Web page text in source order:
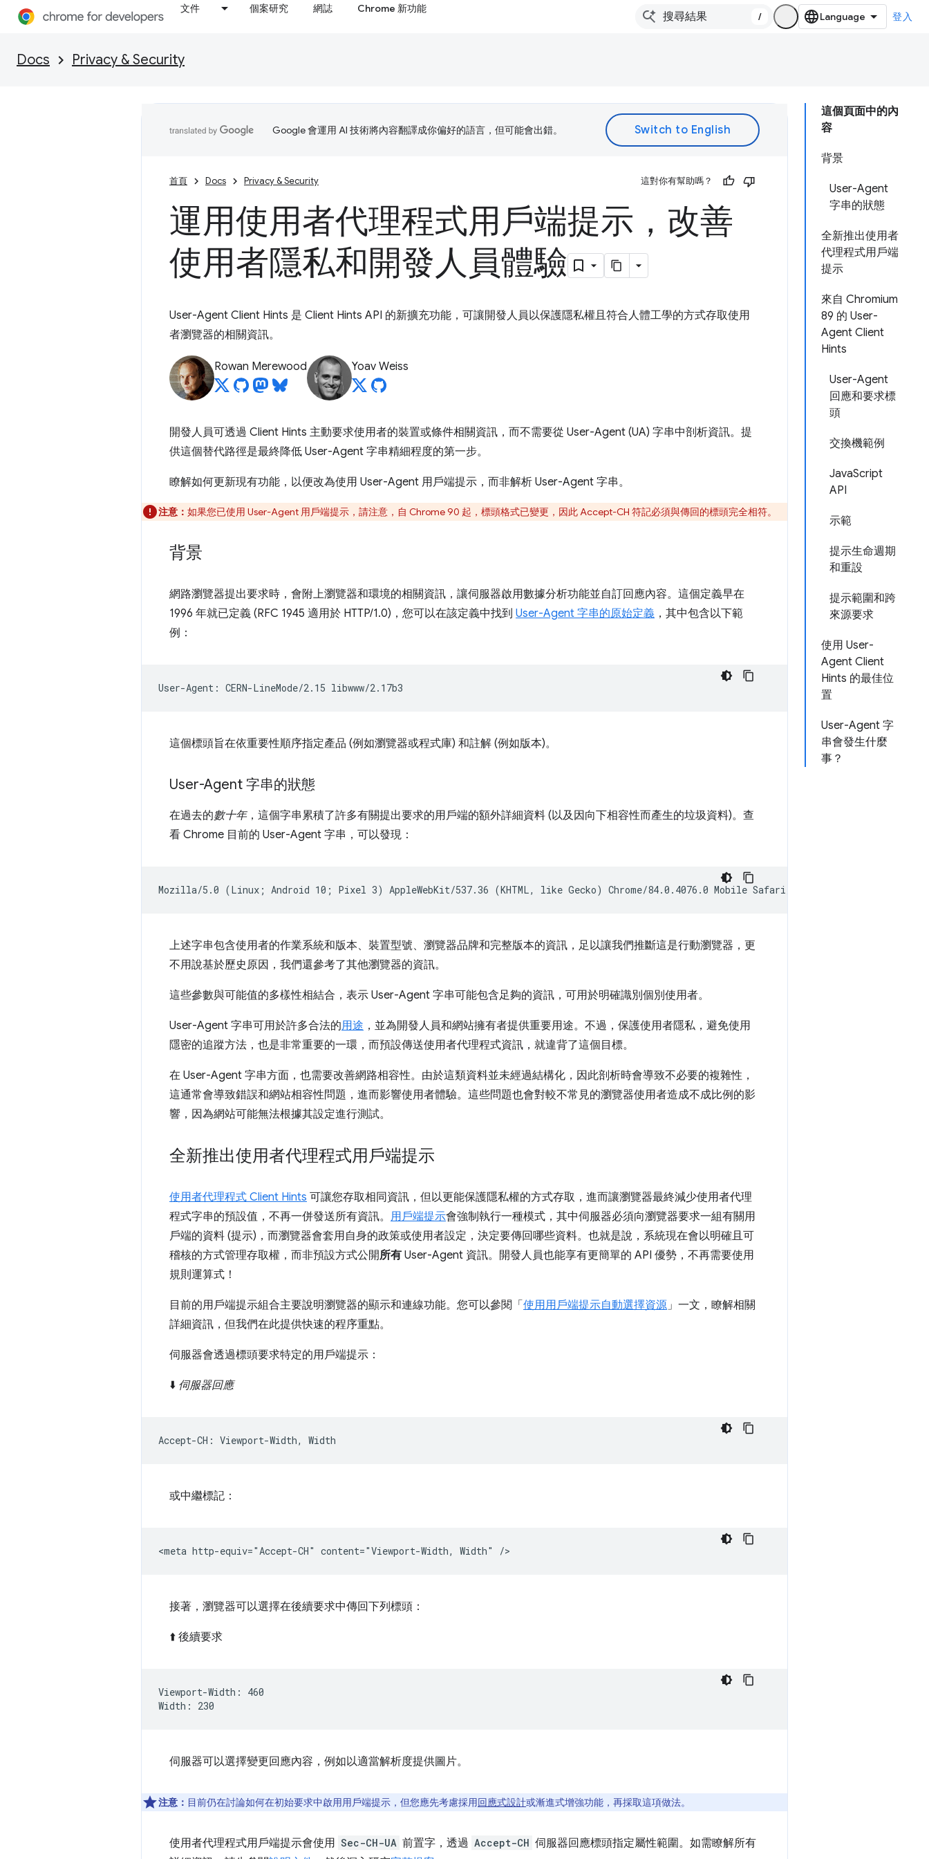
文件 個案研究 網誌 Chrome 新功能
/ 登入
Docs Privacy & Security
這個頁面中的內
容
背景
User-Agent
字串的狀態
全新推出使用者
代理程式用戶端
提示
來自 Chromium
89 的 User-
Agent Client
Hints
User-Agent
回應和要求標
頭
交換機範例
JavaScript
API
示範
提示生命週期
和重設
提示範圍和跨
來源要求
使用 User-
Agent Client
Hints 的最佳位
置
User-Agent 字
串會發生什麼
事？
Google 會運用 AI 技術將內容翻譯成你偏好的語言，但可能會出錯。
首頁 Docs Privacy & Security 這對你有幫助嗎？
運用使用者代理程式用戶端提示，改善
使用者隱私和開發人員體驗
User-Agent Client Hints 是 Client Hints API 的新擴充功能，可讓開發人員以保護隱私權且符合人體工學的方式存取使用
者瀏覽器的相關資訊。
Rowan Merewood Yoav Weiss
開發人員可透過 Client Hints 主動要求使用者的裝置或條件相關資訊，而不需要從 User-Agent (UA) 字串中剖析資訊。提
供這個替代路徑是最終降低 User-Agent 字串精細程度的第一步。
瞭解如何更新現有功能，以便改為使用 User-Agent 用戶端提示，而非解析 User-Agent 字串。
注意： 如果您已使用 User-Agent 用戶端提示，請注意，自 Chrome 90 起，標頭格式已變更，因此 Accept-CH 符記必須與傳回的標頭完全相符。
背景
網路瀏覽器提出要求時，會附上瀏覽器和環境的相關資訊，讓伺服器啟用數據分析功能並自訂回應內容。這個定義早在
1996 年就已定義 (RFC 1945 適用於 HTTP/1.0)，您可以在該定義中找到 User-Agent 字串的原始定義 ，其中包含以下範
例：
這個標頭旨在依重要性順序指定產品 (例如瀏覽器或程式庫) 和註解 (例如版本)。
User-Agent 字串的狀態
在過去的數十年，這個字串累積了許多有關提出要求的用戶端的額外詳細資料 (以及因向下相容性而產生的垃圾資料)。查
看 Chrome 目前的 User-Agent 字串，可以發現：
上述字串包含使用者的作業系統和版本、裝置型號、瀏覽器品牌和完整版本的資訊，足以讓我們推斷這是行動瀏覽器，更
不用說基於歷史原因，我們還參考了其他瀏覽器的資訊。
這些參數與可能值的多樣性相結合，表示 User-Agent 字串可能包含足夠的資訊，可用於明確識別個別使用者。
User-Agent 字串可用於許多合法的用途 ，並為開發人員和網站擁有者提供重要用途。不過，保護使用者隱私，避免使用
隱密的追蹤方法，也是非常重要的一環，而預設傳送使用者代理程式資訊，就違背了這個目標。
在 User-Agent 字串方面，也需要改善網路相容性。由於這類資料並未經過結構化，因此剖析時會導致不必要的複雜性，
這通常會導致錯誤和網站相容性問題，進而影響使用者體驗。這些問題也會對較不常見的瀏覽器使用者造成不成比例的影
響，因為網站可能無法根據其設定進行測試。
全新推出使用者代理程式用戶端提示
使用者代理程式 Client Hints 可讓您存取相同資訊，但以更能保護隱私權的方式存取，進而讓瀏覽器最終減少使用者代理
程式字串的預設值，不再一併發送所有資訊。 用戶端提示會強制執行一種模式，其中伺服器必須向瀏覽器要求一組有關用
戶端的資料 (提示)，而瀏覽器會套用自身的政策或使用者設定，決定要傳回哪些資料。也就是說，系統現在會以明確且可
稽核的方式管理存取權，而非預設方式公開所有 User-Agent 資訊。開發人員也能享有更簡單的 API 優勢，不再需要使用
規則運算式！
目前的用戶端提示組合主要說明瀏覽器的顯示和連線功能。您可以參閱「 使用用戶端提示自動選擇資源」一文，瞭解相關
詳細資訊，但我們在此提供快速的程序重點。
伺服器會透過標頭要求特定的用戶端提示：
⬇️ 伺服器回應
或中繼標記：
接著，瀏覽器可以選擇在後續要求中傳回下列標頭：
⬆️ 後續要求
Viewport-Width: 460
伺服器可以選擇變更回應內容，例如以適當解析度提供圖片。
注意： 目前仍在討論如何在初始要求中啟用用戶端提示，但您應先考慮採用回應式設計或漸進式增強功能，再採取這項做法。
使用者代理程式用戶端提示會使用 Sec-CH-UA 前置字，透過 Accept-CH 伺服器回應標頭指定屬性範圍。如需瞭解所有